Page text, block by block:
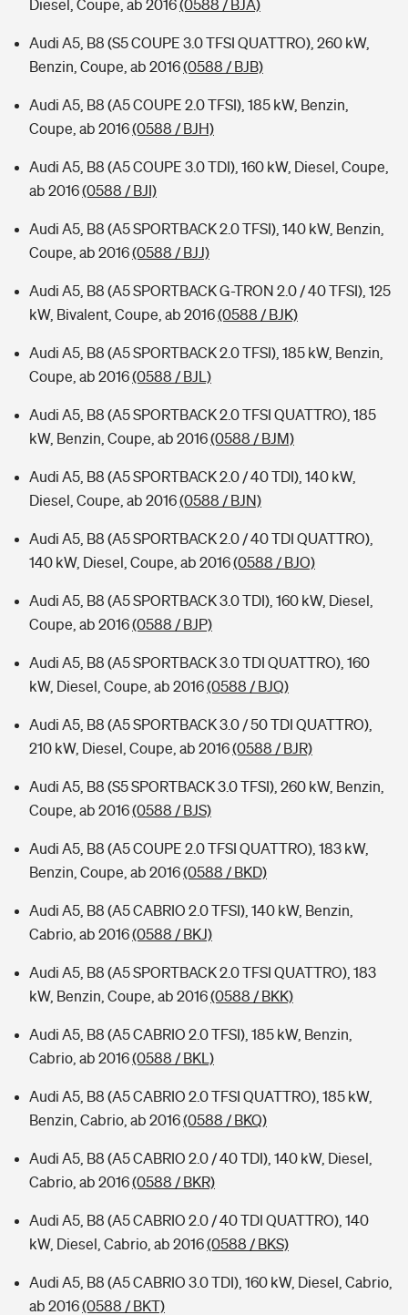
Diesel, Coupe, ab 2016(0588 / BJA)
Audi A5, B8 (S5 COUPE 3.0 TFSI QUATTRO), 260 kW,
Benzin, Coupe, ab 2016(0588 / BJB)
Audi A5, B8 (A5 COUPE 2.0 TFSI), 185 kW, Benzin,
Coupe, ab 2016(0588 / BJH)
Audi A5, B8 (A5 COUPE 3.0 TDI), 160 kW, Diesel, Coupe,
ab 2016(0588 / BJI)
Audi A5, B8 (A5 SPORTBACK 2.0 TFSI), 140 kW, Benzin,
Coupe, ab 2016(0588 / BJJ)
Audi A5, B8 (A5 SPORTBACK G-TRON 2.0 / 40 TFSI), 125
kW, Bivalent, Coupe, ab 2016(0588 / BJK)
Audi A5, B8 (A5 SPORTBACK 2.0 TFSI), 185 kW, Benzin,
Coupe, ab 2016(0588 / BJL)
Audi A5, B8 (A5 SPORTBACK 2.0 TFSI QUATTRO), 185
kW, Benzin, Coupe, ab 2016(0588 / BJM)
Audi A5, B8 (A5 SPORTBACK 2.0 / 40 TDI), 140 kW,
Diesel, Coupe, ab 2016(0588 / BJN)
Audi A5, B8 (A5 SPORTBACK 2.0 / 40 TDI QUATTRO),
140 kW, Diesel, Coupe, ab 2016(0588 / BJO)
Audi A5, B8 (A5 SPORTBACK 3.0 TDI), 160 kW, Diesel,
Coupe, ab 2016(0588 / BJP)
Audi A5, B8 (A5 SPORTBACK 3.0 TDI QUATTRO), 160
kW, Diesel, Coupe, ab 2016(0588 / BJQ)
Audi A5, B8 (A5 SPORTBACK 3.0 / 50 TDI QUATTRO),
210 kW, Diesel, Coupe, ab 2016(0588 / BJR)
Audi A5, B8 (S5 SPORTBACK 3.0 TFSI), 260 kW, Benzin,
Coupe, ab 2016(0588 / BJS)
Audi A5, B8 (A5 COUPE 2.0 TFSI QUATTRO), 183 kW,
Benzin, Coupe, ab 2016(0588 / BKD)
Audi A5, B8 (A5 CABRIO 2.0 TFSI), 140 kW, Benzin,
Cabrio, ab 2016(0588 / BKJ)
Audi A5, B8 (A5 SPORTBACK 2.0 TFSI QUATTRO), 183
kW, Benzin, Coupe, ab 2016(0588 / BKK)
Audi A5, B8 (A5 CABRIO 2.0 TFSI), 185 kW, Benzin,
Cabrio, ab 2016(0588 / BKL)
Audi A5, B8 (A5 CABRIO 2.0 TFSI QUATTRO), 185 kW,
Benzin, Cabrio, ab 2016(0588 / BKQ)
Audi A5, B8 (A5 CABRIO 2.0 / 40 TDI), 140 kW, Diesel,
Cabrio, ab 2016(0588 / BKR)
Audi A5, B8 (A5 CABRIO 2.0 / 40 TDI QUATTRO), 140
kW, Diesel, Cabrio, ab 2016(0588 / BKS)
Audi A5, B8 (A5 CABRIO 3.0 TDI), 160 kW, Diesel, Cabrio,
ab 2016(0588 / BKT)